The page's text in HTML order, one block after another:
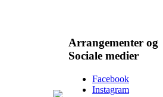
Arrangementer og
Sociale medier
Facebook
Instagram